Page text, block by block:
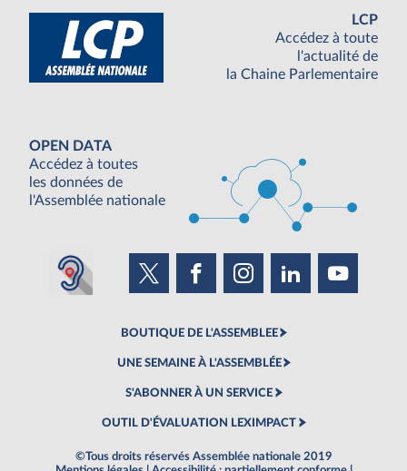
LCP
Accédez à toute
l'actualité de
la Chaine Parlementaire
OPEN DATA
Accédez à toutes
les données de
l'Assemblée nationale
BOUTIQUE DE L'ASSEMBLEE
UNE SEMAINE À L'ASSEMBLÉE
S'ABONNER À UN SERVICE
OUTIL D'ÉVALUATION LEXIMPACT
©Tous droits réservés Assemblée nationale 2019